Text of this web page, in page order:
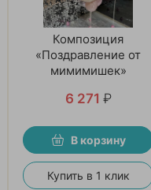
Композиция
«Поздравление от
мимимишек»
6 271 ₽
В корзину
Купить в 1 клик